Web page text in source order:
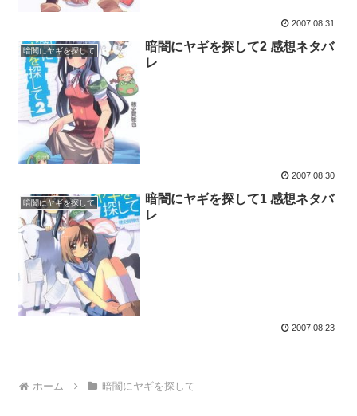
2007.08.31
暗闇にヤギを探して
暗闇にヤギを探して2 感想ネタバ
レ
2007.08.30
暗闇にヤギを探して
暗闇にヤギを探して1 感想ネタバ
レ
2007.08.23
ホーム 暗闇にヤギを探して